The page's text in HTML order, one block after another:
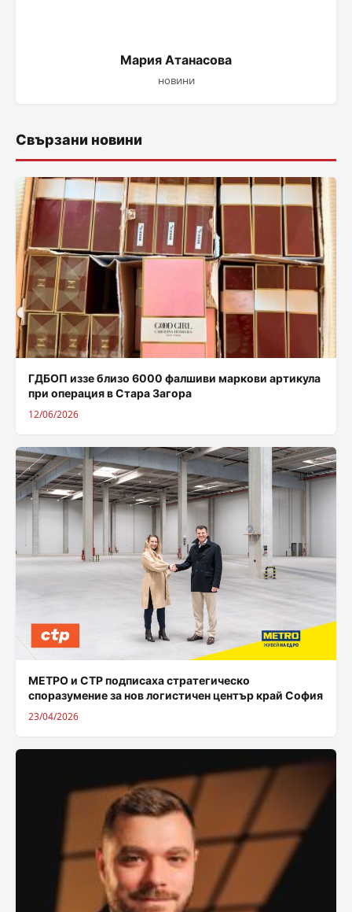
Мария Атанасова
новини
Свързани новини
ГДБОП иззе близо 6000 фалшиви маркови артикула
при операция в Стара Загора
12/06/2026
МЕТРО и CTP подписаха стратегическо
споразумение за нов логистичен център край София
23/04/2026